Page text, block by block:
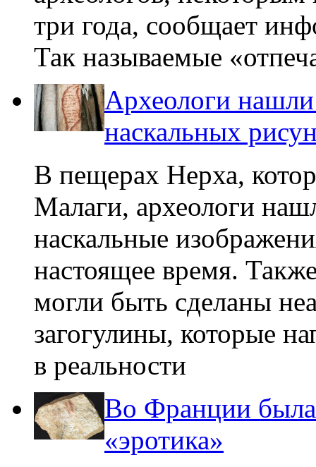
три года, сообщает
Так называемые
Археологи
наскальных
В пещерах Нерха,
Малаги, археологи
наскальные
настоящее время.
могли быть сделаны
загогулины, которые
в реальности
Во Франции была
«эротика»